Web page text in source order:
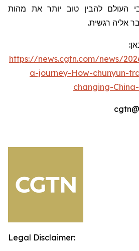
העולם להבין טוב יותר את מהות
אליה רגשית.
https://news.cgtn.com/news/
a-journey-How-chunyun-
changing-
Legal Disclaimer: